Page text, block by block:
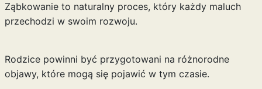
Ząbkowanie to naturalny proces, który każdy maluch
przechodzi w swoim rozwoju.
Rodzice powinni być przygotowani na różnorodne
objawy, które mogą się pojawić w tym czasie.